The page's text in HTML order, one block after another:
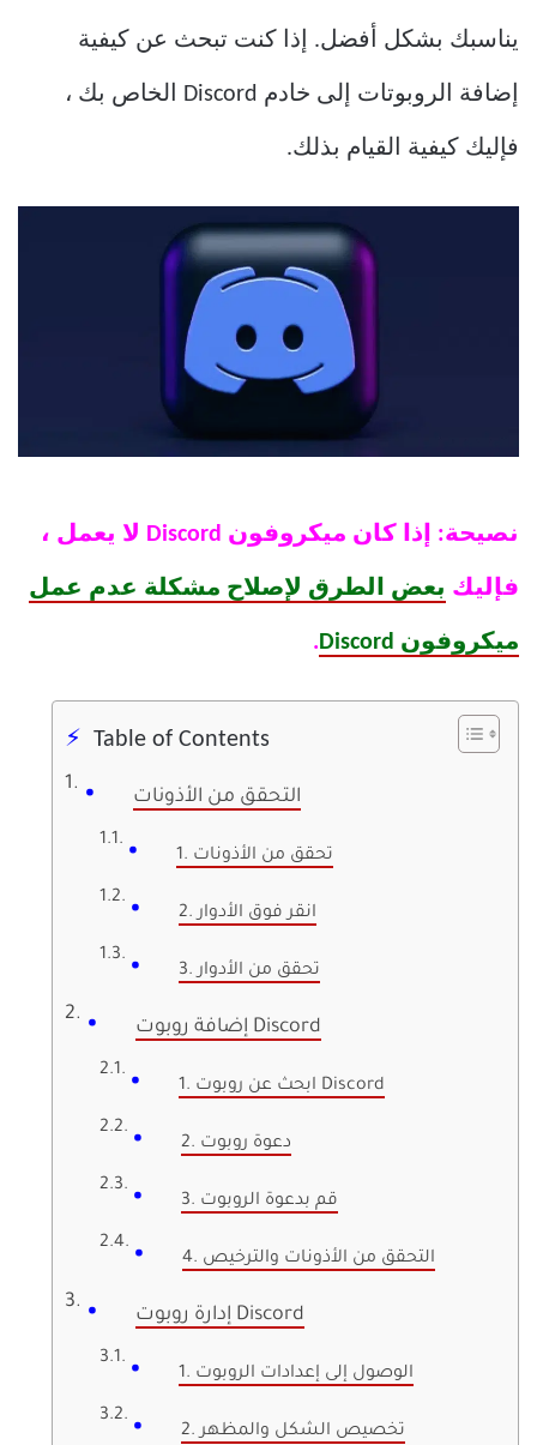
يناسبك بشكل أفضل. إذا كنت تبحث عن كيفية
إضافة الروبوتات إلى خادم Discord الخاص بك ،
فإليك كيفية القيام بذلك.
نصيحة: إذا كان ميكروفون Discord لا يعمل ،
فإليك بعض الطرق لإصلاح مشكلة عدم عمل
ميكروفون Discord .
Table of Contents
التحقق من الأذونات
1. تحقق من الأذونات
2. انقر فوق الأدوار
3. تحقق من الأدوار
إضافة روبوت Discord
1. ابحث عن روبوت Discord
2. دعوة روبوت
3. قم بدعوة الروبوت
4. التحقق من الأذونات والترخيص
إدارة روبوت Discord
1. الوصول إلى إعدادات الروبوت
2. تخصيص الشكل والمظهر